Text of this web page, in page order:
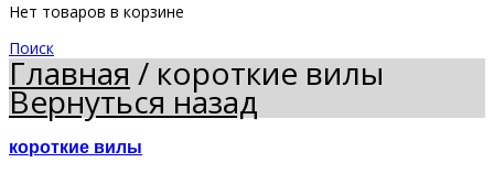
Нет товаров в корзине
Поиск
Главная/короткие вилы
Вернуться назад
короткие вилы